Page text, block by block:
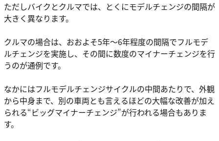
ただしバイクとクルマでは、とくにモデルチェンジの間隔が
大きく異なります。
クルマの場合は、おおよそ5年〜6年程度の間隔でフルモデ
ルチェンジを実施し、その間に数度のマイナーチェンジを行
うのが通例です。
なかにはフルモデルチェンジサイクルの中間あたりで、外観
から中身まで、別の車両とも言えるほどの大幅な改善が加え
られる“ビッグマイナーチェンジ”が行われる場合もありま
す。